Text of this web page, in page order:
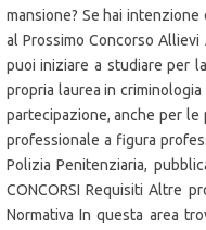
mansione? Se hai
al Prossimo Concorso
puoi iniziare a studiare per
propria laurea in
partecipazione, anche per
professionale a figura
Polizia Penitenziaria,
CONCORSI Requisiti Altre
Normativa In questa area